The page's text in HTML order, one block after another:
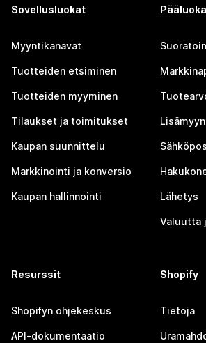
Sovellusluokat
Myyntikanavat
Tuotteiden etsiminen
Tuotteiden myyminen
Tilaukset ja toimitukset
Kaupan suunnittelu
Markkinointi ja konversio
Kaupan hallinnointi Lähetys
Valuutta
Resurssit
Shopifyn ohjekeskus
API-dokumentaatio
Shopify
Tietoja